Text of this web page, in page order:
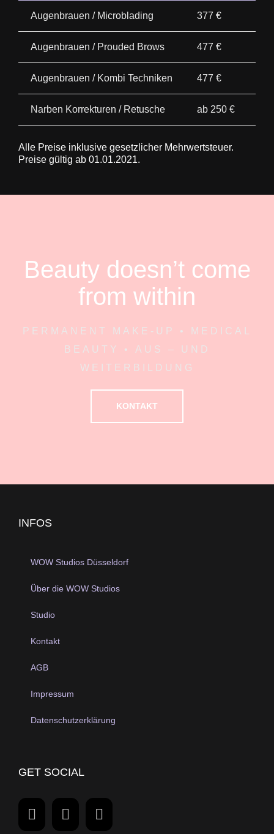
Augenbrauen / Microblading 377 €
Augenbrauen / Prouded Brows 477 €
Augenbrauen / Kombi Techniken 477 €
Narben Korrekturen / Retusche ab 250 €
Alle Preise inklusive gesetzlicher Mehrwertsteuer.
Preise gültig ab 01.01.2021.
Beauty doesn’t come
from within
PERMANENT MAKE-UP • MEDICAL
BEAUTY • AUS – UND
WEITERBILDUNG
KONTAKT
INFOS
WOW Studios Düsseldorf
Über die WOW Studios
Studio
Kontakt
AGB
Impressum
Datenschutzerklärung
GET SOCIAL